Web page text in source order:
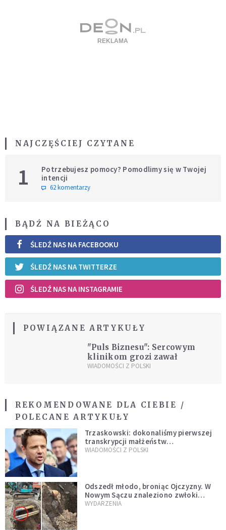
NAJCZĘŚCIEJ CZYTANE
1
Potrzebujesz pomocy? Pomodlimy się w Twojej
intencji
62 komentarzy
BĄDŹ NA BIEŻĄCO
ŚLEDŹ NAS NA FACEBOOKU
ŚLEDŹ NAS NA TWITTERZE
ŚLEDŹ NAS NA INSTAGRAMIE
POWIĄZANE ARTYKUŁY
"Puls Biznesu": Sercowym
klinikom grozi zawał
WIADOMOŚCI Z POLSKI
REKOMENDOWANE DLA CIEBIE /
POLECANE ARTYKUŁY
Trzaskowski: dokonaliśmy pierwszej
transkrypcji małżeństw
jednopłciowych. “Tak jak
WIADOMOŚCI Z POLSKI
Odszedł młodo, broniąc Ojczyzny. W
Nowym Sączu znaleziono zwłoki
mężczyzny z czasów potopu
WYDARZENIA